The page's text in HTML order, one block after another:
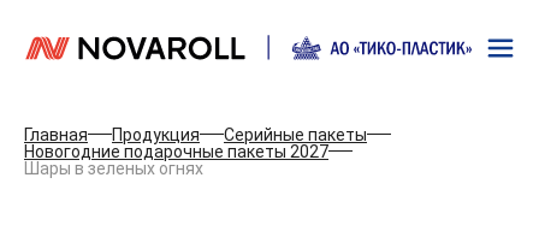
Главная Продукция
Серийные пакеты
Новогодние подарочные пакеты 2027
Шары в зеленых огнях